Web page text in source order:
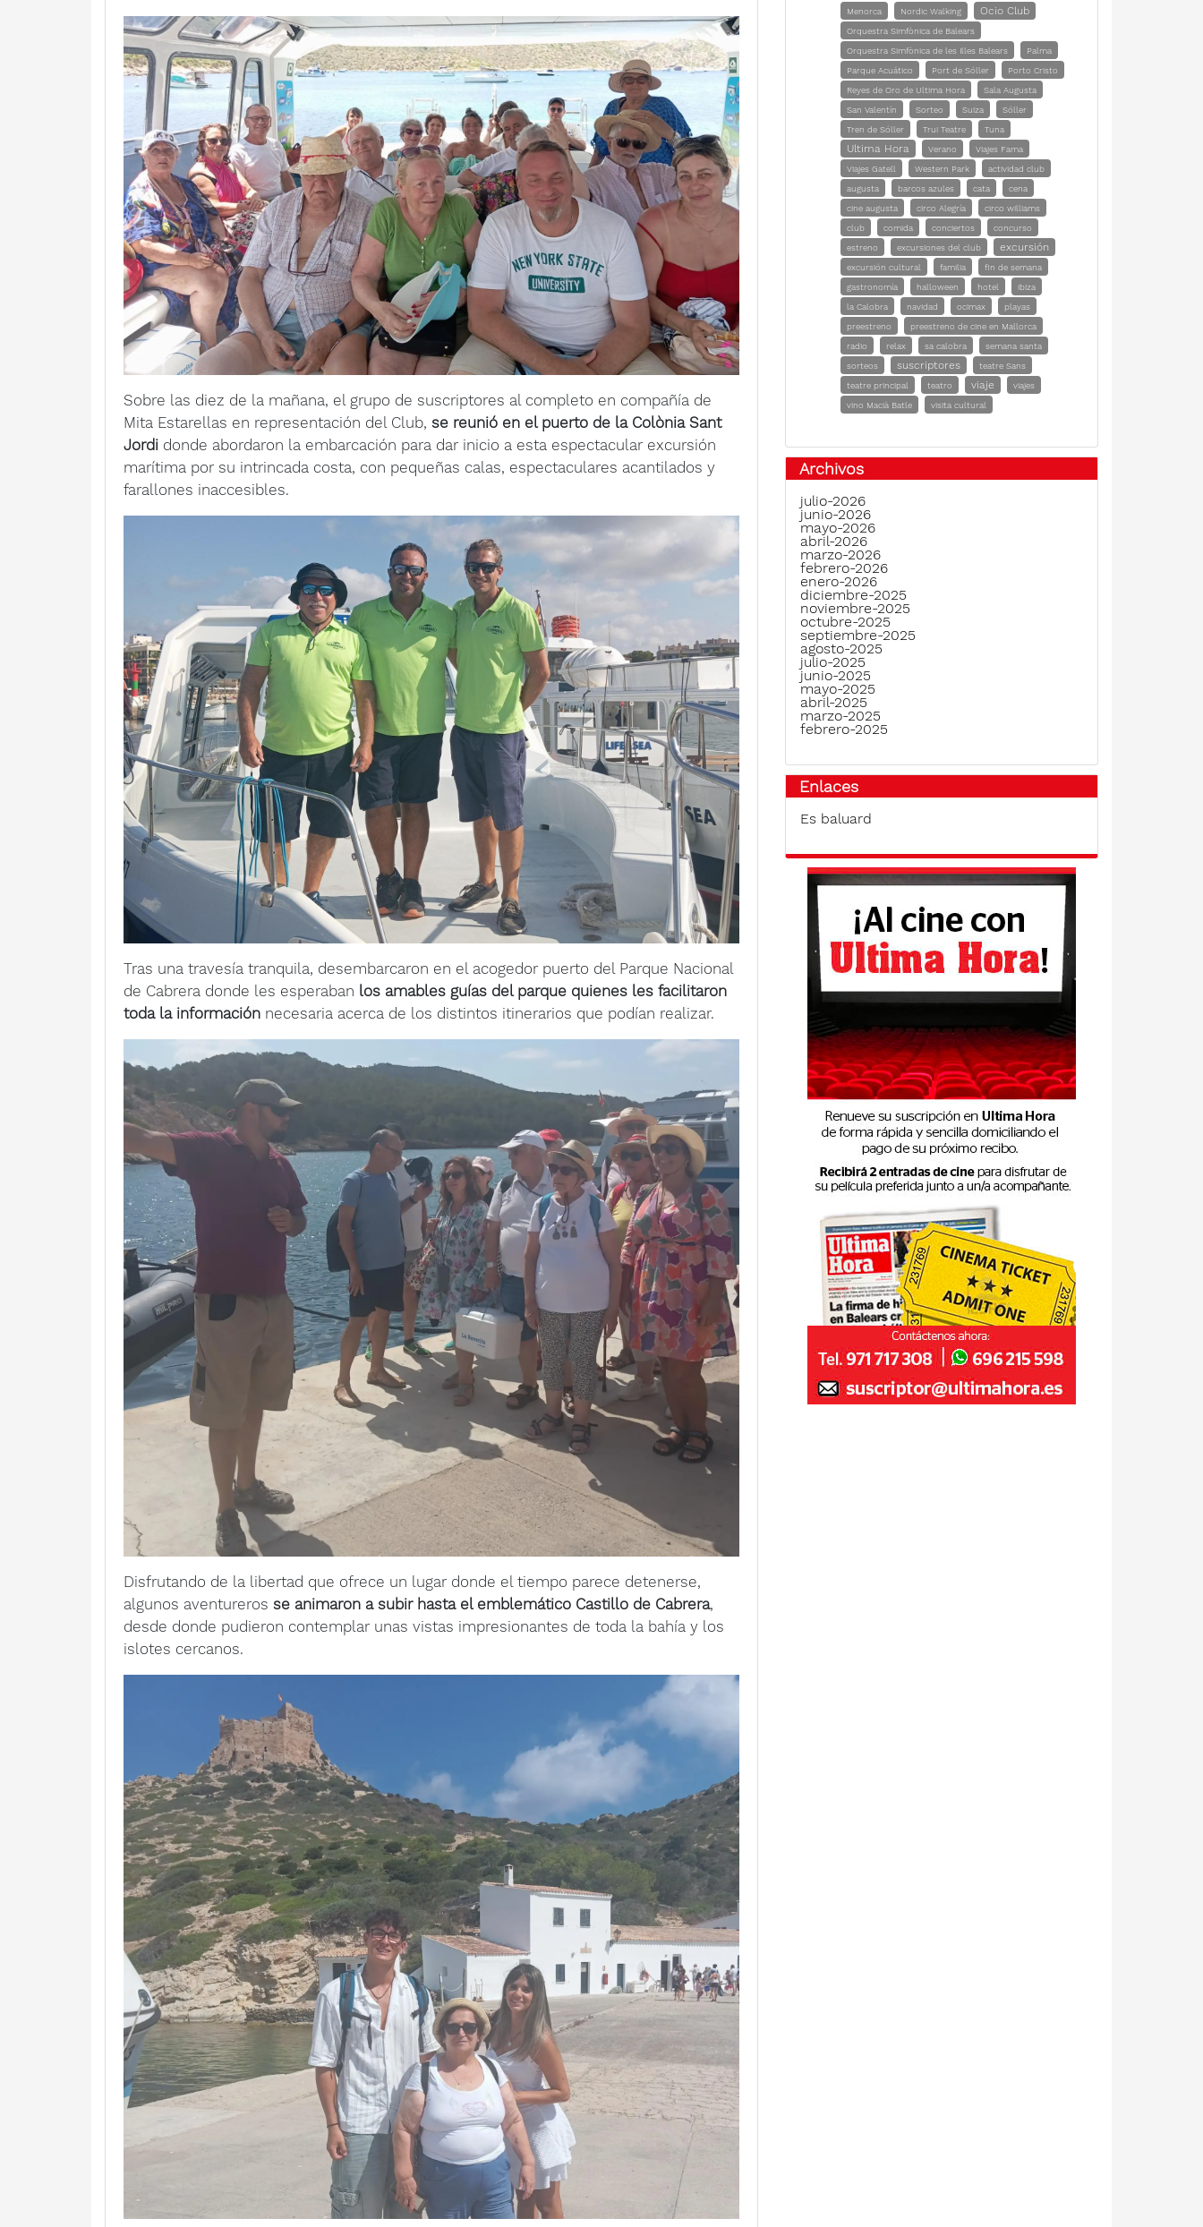
Sobre las diez de la mañana, el grupo de suscriptores al completo en compañía de
Mita Estarellas en representación del Club, se reunió en el puerto de la Colònia Sant
Jordi donde abordaron la embarcación para dar inicio a esta espectacular excursión
marítima por su intrincada costa, con pequeñas calas, espectaculares acantilados y
farallones inaccesibles.
Tras una travesía tranquila, desembarcaron en el acogedor puerto del Parque Nacional
de Cabrera donde les esperaban los amables guías del parque quienes les facilitaron
toda la información necesaria acerca de los distintos itinerarios que podían realizar.
Disfrutando de la libertad que ofrece un lugar donde el tiempo parece detenerse,
algunos aventureros se animaron a subir hasta el emblemático Castillo de Cabrera,
desde donde pudieron contemplar unas vistas impresionantes de toda la bahía y los
islotes cercanos.
Menorca
Nordic Walking Ocio Club
Orquestra Simfònica de Balears
Orquestra Simfònica de les Illes Balears
Palma
Parque Acuático
Port de Sóller
Porto Cristo
Reyes de Oro de Ultima Hora
Sala Augusta
San Valentín
Sorteo Suiza
Sóller
Tren de Sóller
Trui Teatre Tuna
Ultima Hora Verano
Viajes Fama
Viajes Gatell
Western Park
actividad club
augusta
barcos azules cata
cena
cine augusta
circo Alegría
circo williams
club
comida conciertos
concurso
estreno
excursiones del club excursión
excursión cultural familia
fin de semana
gastronomía
halloween hotel
ibiza
la Calobra
navidad ocimax
playas
preestreno
preestreno de cine en Mallorca
radio
relax sa calobra
semana santa
sorteos
suscriptores
teatre Sans
teatre principal
teatro viaje
viajes
vino Macià Batle
visita cultural
Archivos
julio-2026
junio-2026
mayo-2026
abril-2026
marzo-2026
febrero-2026
enero-2026
diciembre-2025
noviembre-2025
octubre-2025
septiembre-2025
agosto-2025
julio-2025
junio-2025
mayo-2025
abril-2025
marzo-2025
febrero-2025
Enlaces
Es baluard